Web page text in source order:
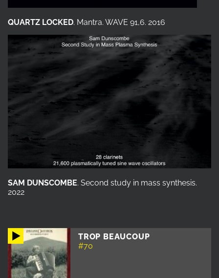
TROP BEAUCOUP
#70
QUARTZ LOCKED. Mantra. WAVE 91,6. 2016
SAM DUNSCOMBE. Second study in mass synthesis.
2022